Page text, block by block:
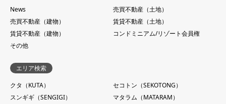
News
売買不動産（土地）
売買不動産（建物）
賃貸不動産（土地）
賃貸不動産（建物）
コンドミニアム/リゾート会員権
その他
エリア検索
クタ（KUTA）
セコトン（SEKOTONG）
スンギギ（SENGIGI）
マタラム（MATARAM）